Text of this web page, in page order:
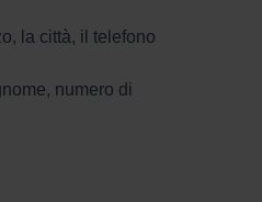
la città, il telefono
numero di